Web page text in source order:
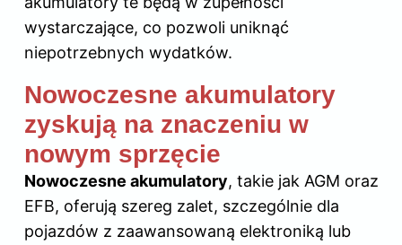
wystarczające, co pozwoli uniknąć
niepotrzebnych wydatków.
Nowoczesne akumulatory
zyskują na znaczeniu w
nowym sprzęcie
Nowoczesne akumulatory, takie jak AGM oraz
EFB, oferują szereg zalet, szczególnie dla
pojazdów z zaawansowaną elektroniką lub